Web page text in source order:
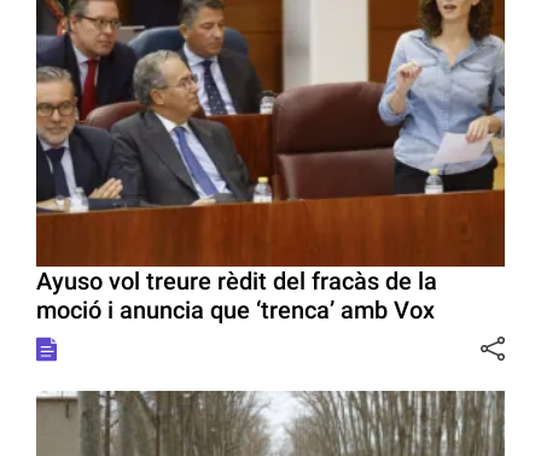
Ayuso vol treure rèdit del fracàs de la
moció i anuncia que ‘trenca’ amb Vox